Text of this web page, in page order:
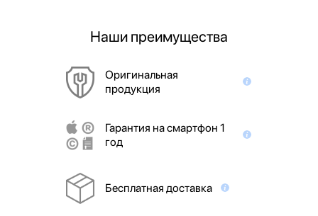
Наши преимущества
Оригинальная
продукция
Гарантия на смартфон 1
год
Бесплатная доставка